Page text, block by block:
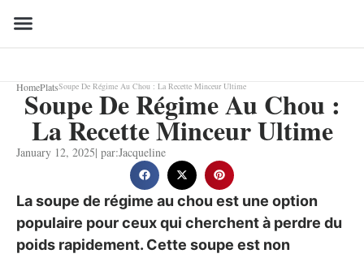
HomePlatsSoupe De Régime Au Chou : La Recette Minceur Ultime
Soupe De Régime Au Chou :
La Recette Minceur Ultime
January 12, 2025| par:Jacqueline
La soupe de régime au chou est une option
populaire pour ceux qui cherchent à perdre du
poids rapidement. Cette soupe est non